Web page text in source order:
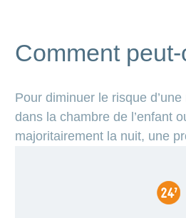
Comment
Pour diminuer le risque
dans la chambre de l’enfant
majoritairement la nuit, une